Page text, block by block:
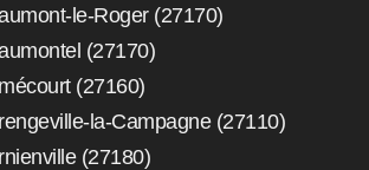
le-Roger (27170)
(27170)
(27160)
la-Campagne (27110)
(27180)